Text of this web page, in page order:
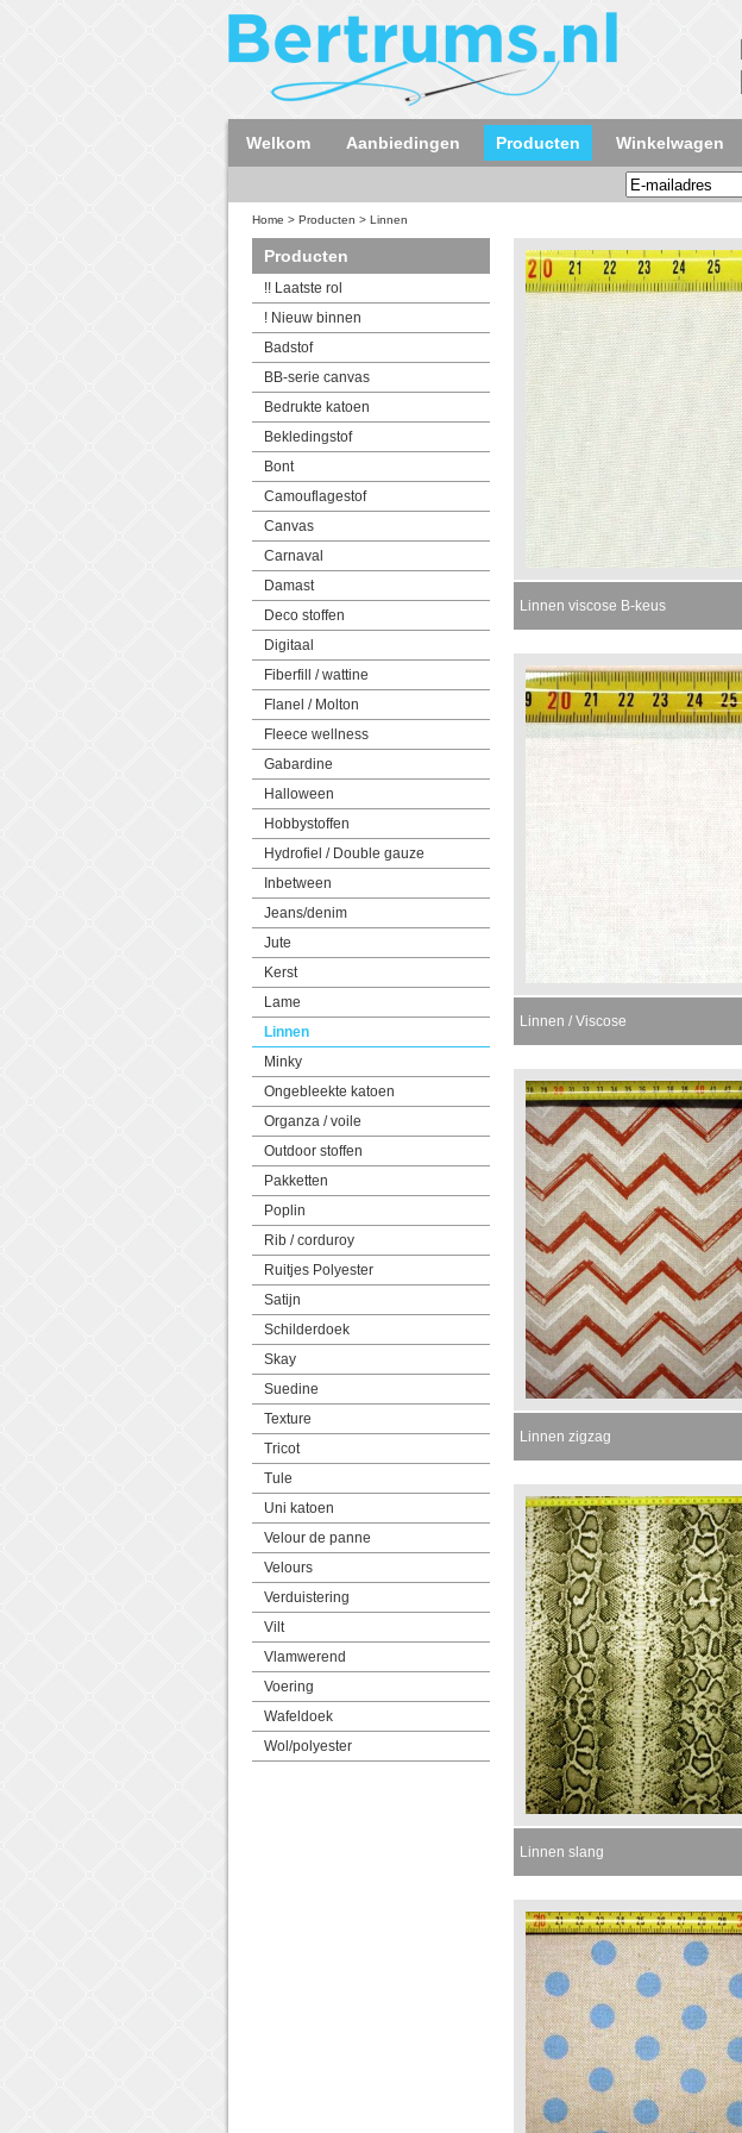
Welkom Aanbiedingen Producten Winkelwagen
Home > Producten > Linnen
Producten
!! Laatste rol
! Nieuw binnen
Badstof
BB-serie canvas
Bedrukte katoen
Bekledingstof
Bont
Camouflagestof
Canvas
Carnaval
Damast
Deco stoffen
Digitaal
Fiberfill / wattine
Flanel / Molton
Fleece wellness
Gabardine
Halloween
Hobbystoffen
Hydrofiel / Double gauze
Inbetween
Jeans/denim
Jute
Kerst
Lame
Linnen
Minky
Ongebleekte katoen
Organza / voile
Outdoor stoffen
Pakketten
Poplin
Rib / corduroy
Ruitjes Polyester
Satijn
Schilderdoek
Skay
Suedine
Texture
Tricot
Tule
Uni katoen
Velour de panne
Velours
Verduistering
Vilt
Vlamwerend
Voering
Wafeldoek
Wol/polyester
Linnen viscose B-keus
Linnen / Viscose
Linnen zigzag
Linnen slang